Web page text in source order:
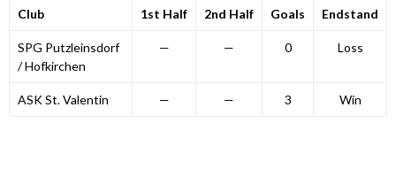
Club 1st Half 2nd Half Goals Endstand
SPG Putzleinsdorf
/ Hofkirchen
— — 0 Loss
ASK St. Valentin — — 3 Win